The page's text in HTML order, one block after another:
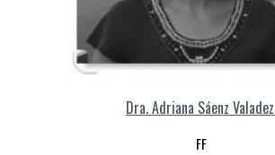
Dra. Adriana Sáenz Valadez
FF